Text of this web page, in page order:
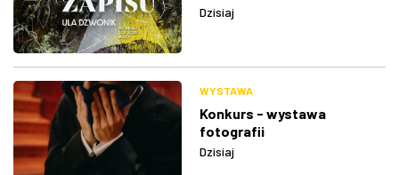
Dzisiaj
WYSTAWA
Konkurs - wystawa
fotografii
Dzisiaj